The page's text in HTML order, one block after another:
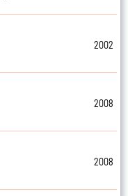
2002
2008
2008